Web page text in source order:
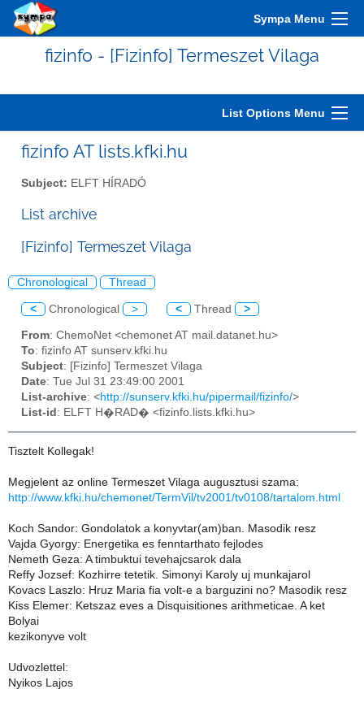
Sympa Menu
fizinfo - [Fizinfo] Termeszet Vilaga
List Options Menu
fizinfo AT lists.kfki.hu
Subject: ELFT HÍRADÓ
List archive
[Fizinfo] Termeszet Vilaga
Chronological Thread
< Chronological > < Thread >
From: ChemoNet <chemonet AT mail.datanet.hu>
To: fizinfo AT sunserv.kfki.hu
Subject: [Fizinfo] Termeszet Vilaga
Date: Tue Jul 31 23:49:00 2001
List-archive: <http://sunserv.kfki.hu/pipermail/fizinfo/>
List-id : ELFT H�RAD� <fizinfo.lists.kfki.hu>
Tisztelt Kollegak!
Megjelent az online Termeszet Vilaga augusztusi szama:
http://www.kfki.hu/chemonet/TermVil/tv2001/tv0108/tartalom.html
Koch Sandor: Gondolatok a konyvtar(am)ban. Masodik resz
Vajda Gyorgy: Energetika es fenntarthato fejlodes
Nemeth Geza: A timbuktui tevehajcsarok dala
Reffy Jozsef: Kozhirre tetetik. Simonyi Karoly uj munkajarol
Kovacs Laszlo: Hruz Maria fia volt-e a barguzini no? Masodik resz
Kiss Elemer: Ketszaz eves a Disquisitiones arithmeticae. A ket
Bolyai
kezikonyve volt
Udvozlettel:
Nyikos Lajos